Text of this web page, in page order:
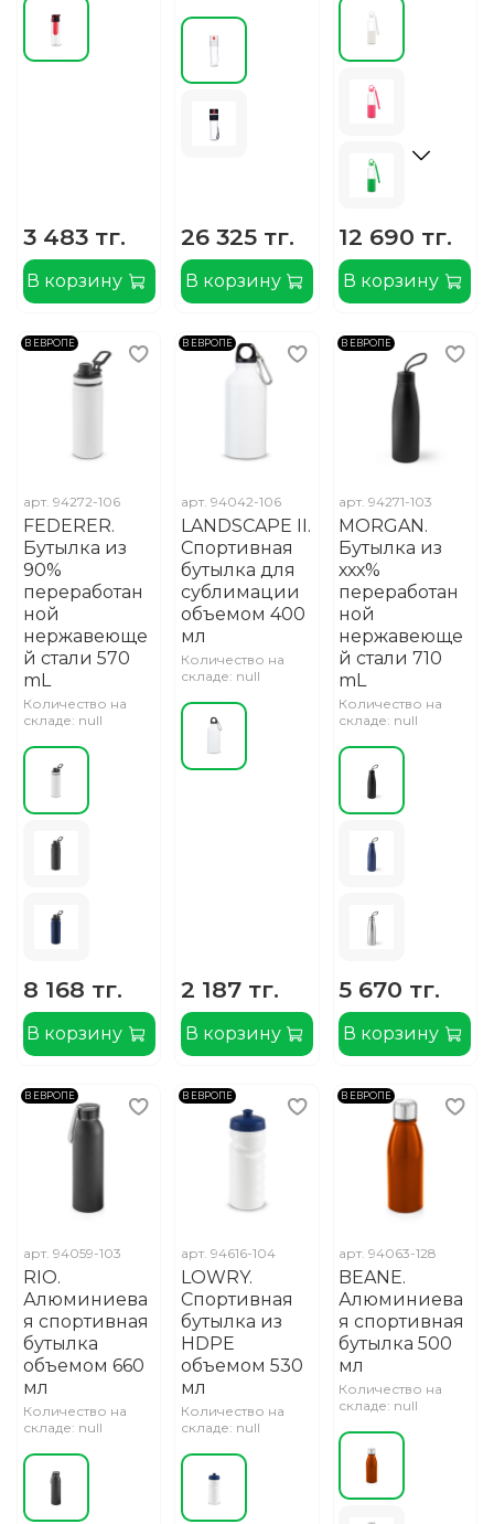
3 483 тг.
В корзину
26 325 тг.
В корзину
12 690 тг.
В корзину
В ЕВРОПЕ
арт. 94272-106
FEDERER.
Бутылка из
90%
переработан
ной
нержавеюще
й стали 570
mL
Количество на
складе: null
8 168 тг.
В корзину
В ЕВРОПЕ
арт.94042-106
LANDSCAPE II.
Спортивная
бутылка для
сублимации
объемом 400
мл
Количество на
складе: null
2 187 тг.
В корзину
В ЕВРОПЕ
арт.94271-103
MORGAN.
Бутылка из
ххх%
переработан
ной
нержавеюще
й стали 710
mL
Количество на
складе: null
5 670 тг.
В корзину
В ЕВРОПЕ
арт. 94059-103
RIO.
Алюминиева
я спортивная
бутылка
объемом 660
мл
Количество на
складе: null
В ЕВРОПЕ
арт.94616-104
LOWRY.
Спортивная
бутылка из
HDPE
объемом 530
мл
Количество на
складе: null
В ЕВРОПЕ
арт.94063-128
BEANE.
Алюминиева
я спортивная
бутылка 500
мл
Количество на
складе: null